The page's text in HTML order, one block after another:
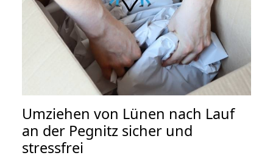
Umziehen von Lünen nach Lauf
an der Pegnitz sicher und
stressfrei